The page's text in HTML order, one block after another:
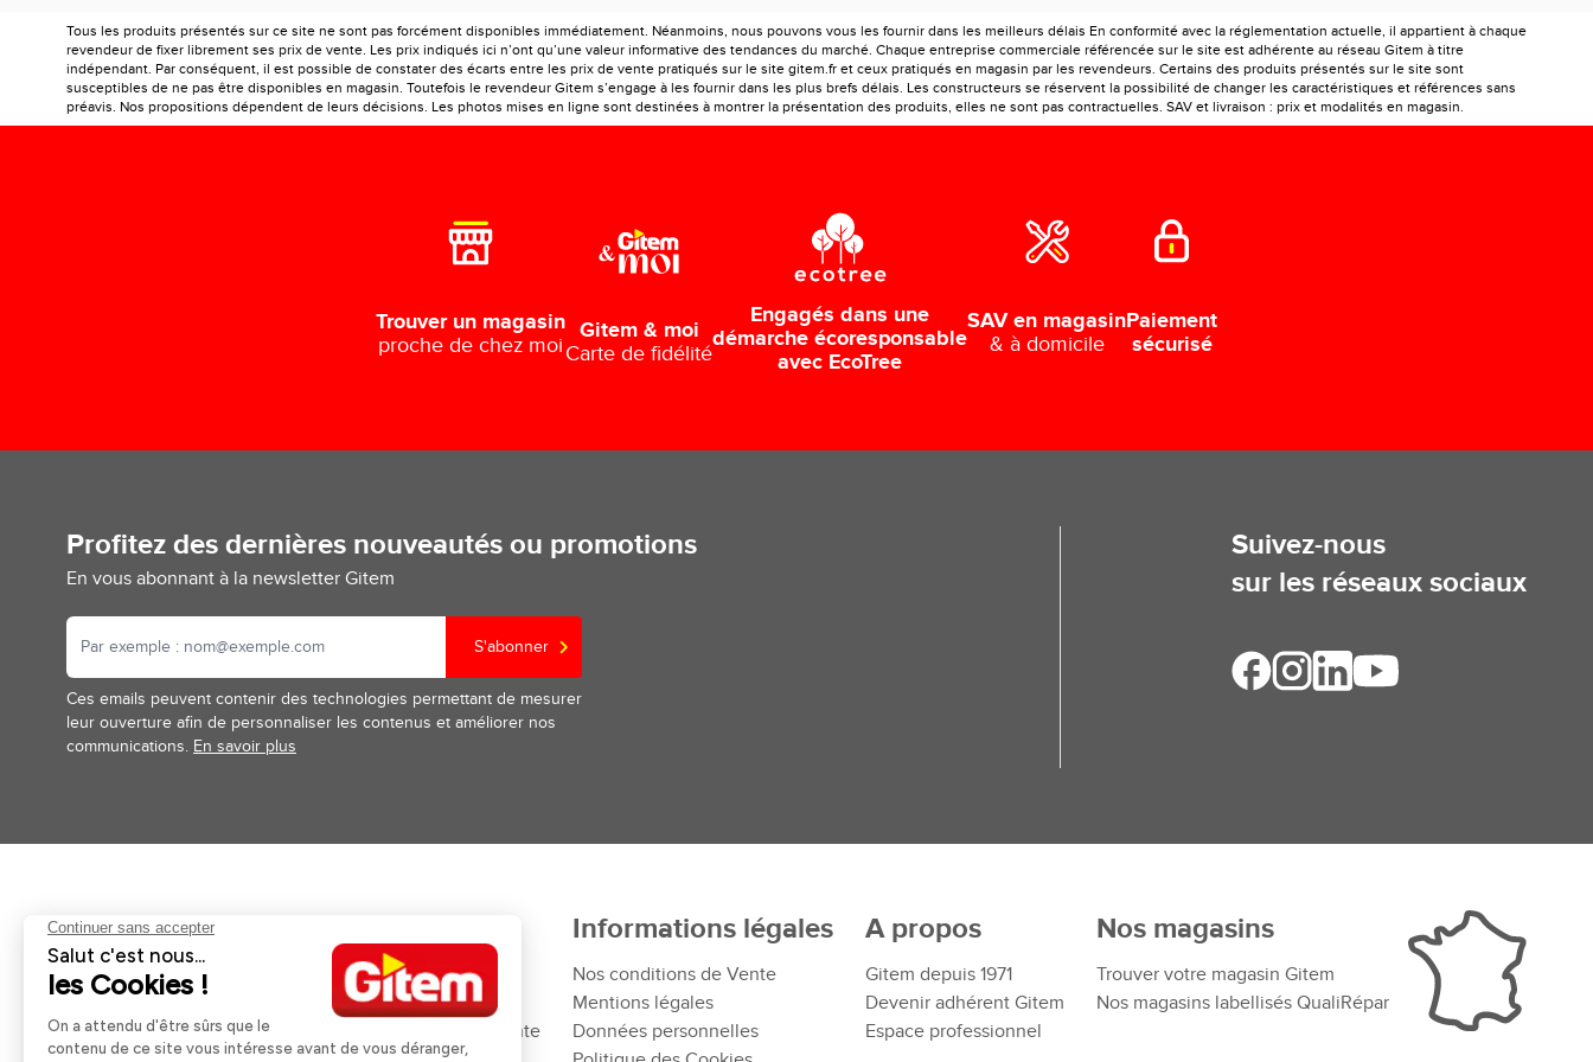
Tous les produits présentés sur ce site ne sont pas forcément disponibles immédiatement. Néanmoins, nous pouvons vous les fournir dans les meilleurs délais En conformité avec la réglementation actuelle, il appartient à chaque
revendeur de fixer librement ses prix de vente. Les prix indiqués ici n’ont qu’une valeur informative des tendances du marché. Chaque entreprise commerciale référencée sur le site est adhérente au réseau Gitem à titre
indépendant. Par conséquent, il est possible de constater des écarts entre les prix de vente pratiqués sur le site gitem.fr et ceux pratiqués en magasin par les revendeurs. Certains des produits présentés sur le site sont
susceptibles de ne pas être disponibles en magasin. Toutefois le revendeur Gitem s’engage à les fournir dans les plus brefs délais. Les constructeurs se réservent la possibilité de changer les caractéristiques et références sans
préavis. Nos propositions dépendent de leurs décisions. Les photos mises en ligne sont destinées à montrer la présentation des produits, elles ne sont pas contractuelles. SAV et livraison : prix et modalités en magasin.
Trouver un magasin
proche de chez moi
Gitem & moi
Carte de fidélité
Engagés dans une
démarche écoresponsable
avec EcoTree
SAV en magasin
& à domicile
Paiement
sécurisé
Profitez des dernières nouveautés ou promotions
En vous abonnant à la newsletter Gitem
S'abonner
Ces emails peuvent contenir des technologies permettant de mesurer
leur ouverture afin de personnaliser les contenus et améliorer nos
communications. En savoir plus
Suivez-nous
sur les réseaux sociaux
Aides et informations
Retour et remboursement
Nos guides d'achat
Pose et services
Financement
Service Après Vente
Informations légales
Nos conditions de Vente
Mentions légales
Données personnelles
A propos
Gitem depuis 1971
Devenir adhérent Gitem
Espace professionnel
Nos magasins
Trouver votre magasin Gitem
Nos magasins labellisés QualiRépar